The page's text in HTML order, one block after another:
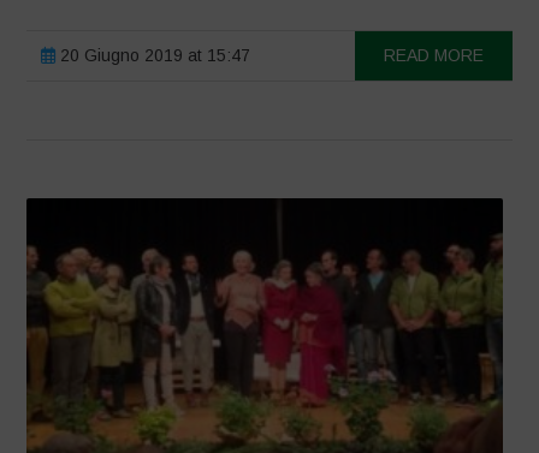
20 Giugno 2019 at 15:47 READ MORE